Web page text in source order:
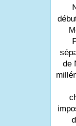
de